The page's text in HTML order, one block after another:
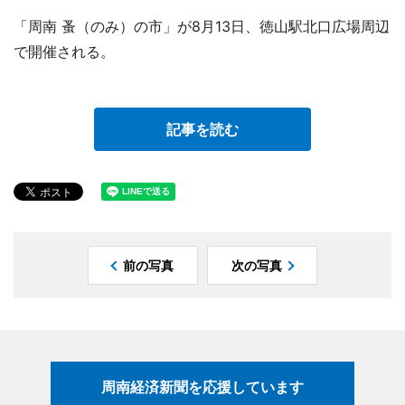
「周南 蚤（のみ）の市」が8月13日、徳山駅北口広場周辺
で開催される。
記事を読む
前の写真 次の写真
周南経済新聞を応援しています